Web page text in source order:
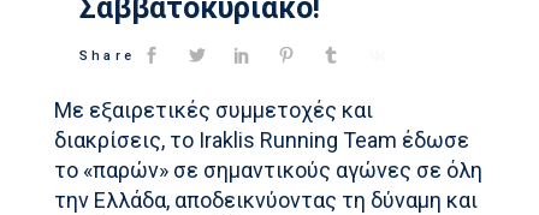
Σαββατοκύριακο!
Share
Με εξαιρετικές συμμετοχές και
διακρίσεις, το Iraklis Running Team έδωσε
το «παρών» σε σημαντικούς αγώνες σε όλη
την Ελλάδα, αποδεικνύοντας τη δύναμη και